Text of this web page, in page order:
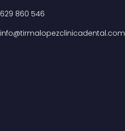
629 860 546
info@tirmalopezclinicadental.com